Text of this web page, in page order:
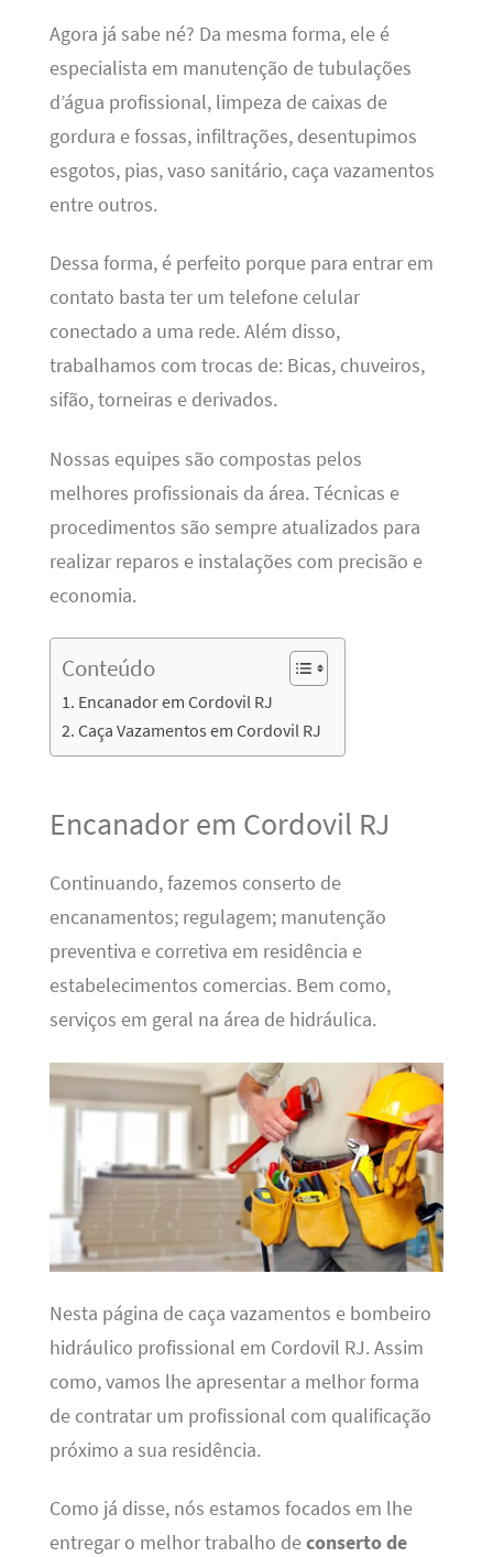
Agora já sabe né? Da mesma forma, ele é
especialista em manutenção de tubulações
d’água profissional, limpeza de caixas de
gordura e fossas, infiltrações, desentupimos
esgotos, pias, vaso sanitário, caça vazamentos
entre outros.
Dessa forma, é perfeito porque para entrar em
contato basta ter um telefone celular
conectado a uma rede. Além disso,
trabalhamos com trocas de: Bicas, chuveiros,
sifão, torneiras e derivados.
Nossas equipes são compostas pelos
melhores profissionais da área. Técnicas e
procedimentos são sempre atualizados para
realizar reparos e instalações com precisão e
economia.
Conteúdo
Encanador em Cordovil RJ
Caça Vazamentos em Cordovil RJ
Encanador em Cordovil RJ
Continuando, fazemos conserto de
encanamentos; regulagem; manutenção
preventiva e corretiva em residência e
estabelecimentos comercias. Bem como,
serviços em geral na área de hidráulica.
Nesta página de caça vazamentos e bombeiro
hidráulico profissional em Cordovil RJ. Assim
como, vamos lhe apresentar a melhor forma
de contratar um profissional com qualificação
próximo a sua residência.
Como já disse, nós estamos focados em lhe
entregar o melhor trabalho deconserto de